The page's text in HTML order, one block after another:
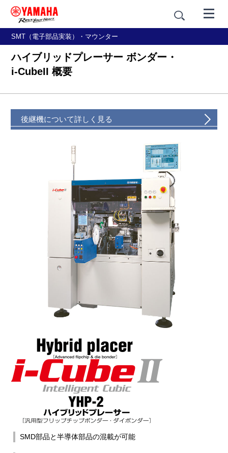
SMT（電子部品実装）・マウンター
ハイブリッドプレーサー ボンダー・
i-CubeII 概要
後継機について詳しく見る
基本仕様・外観寸法
SMD部品と半導体部品の混載が可能